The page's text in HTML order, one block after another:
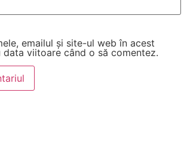
emailul și site-ul web în acest
viitoare când o să comentez.